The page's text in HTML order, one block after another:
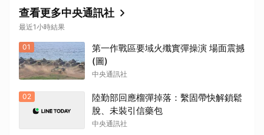
查看更多中央通訊社
最近1小時結果
01
第一作戰區要域火殲實彈操演 場面震撼
(圖)
中央通訊社
02
陸勤部回應榴彈掉落：繫固帶快解鎖鬆
脫、未裝引信藥包
中央通訊社